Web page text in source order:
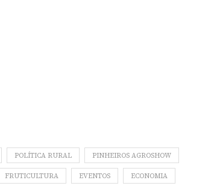
POLÍTICA RURAL PINHEIROS AGROSHOW
FRUTICULTURA EVENTOS ECONOMIA